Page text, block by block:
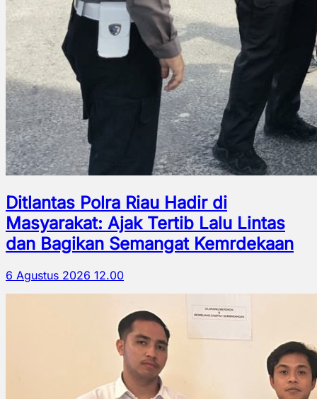
Ditlantas Polra Riau Hadir di
Masyarakat: Ajak Tertib Lalu Lintas
dan Bagikan Semangat Kemrdekaan
6 Agustus 2026 12.00